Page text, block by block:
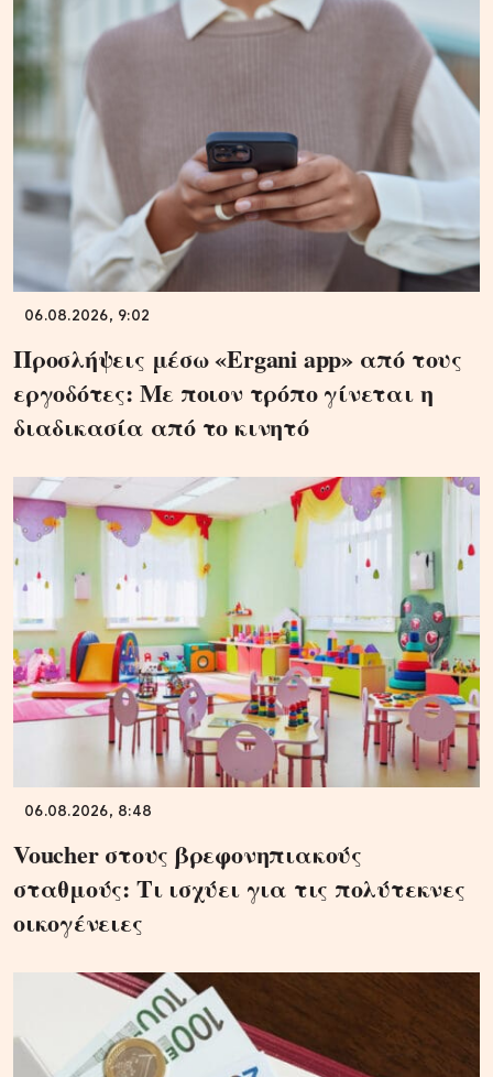
06.08.2026, 9:02
Προσλήψεις μέσω «Ergani app» από τους
εργοδότες: Με ποιον τρόπο γίνεται η
διαδικασία από το κινητό
06.08.2026, 8:48
Voucher στους βρεφονηπιακούς
σταθμούς: Τι ισχύει για τις πολύτεκνες
οικογένειες